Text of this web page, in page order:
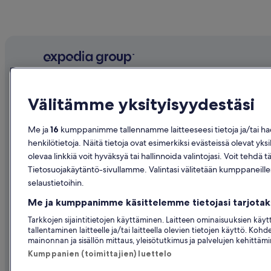
Tietoa yrityksestä
Työpaikat
Listaa majoituspaikkasi
Kumppanuudet
Lehdistöhuone
Advertising
Affiliate Marketing
Suomen
Hotellit
Loma-
Kaikki
Välitämme yksityisyydestäsi
Me ja16 kumppanimme tallennamme laitteeseesi tietoja ja/tai
henkilötietoja. Näitä tietoja ovat esimerkiksi evästeissä olevat
olevaa linkkiä voit hyväksyä tai hallinnoida valintojasi. Voit tehdä
Tietosuojakäytäntö-sivullamme. Valintasi välitetään
selaustietoihin.
Me ja kumppanimme käsittelemme tietojasi
Tarkkojen sijaintitietojen käyttäminen. Laitteen ominaisuuksien
tallentaminen laitteelle ja/tai laitteella olevien tietojen käyttö.
mainonnan ja sisällön mittaus, yleisötutkimus ja palvelujen
Kumppanien (toimittajien) luettelo